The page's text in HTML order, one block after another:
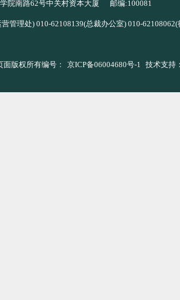
院南路62号中关村资本大厦 邮编:100081
管理处) 010-62108139(总裁办公室) 010-
版权所有编号： 京ICP备06004680号-1 技术支持